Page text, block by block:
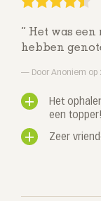
Het was een
hebben
Door Anoniem op
Het
een
Zeer